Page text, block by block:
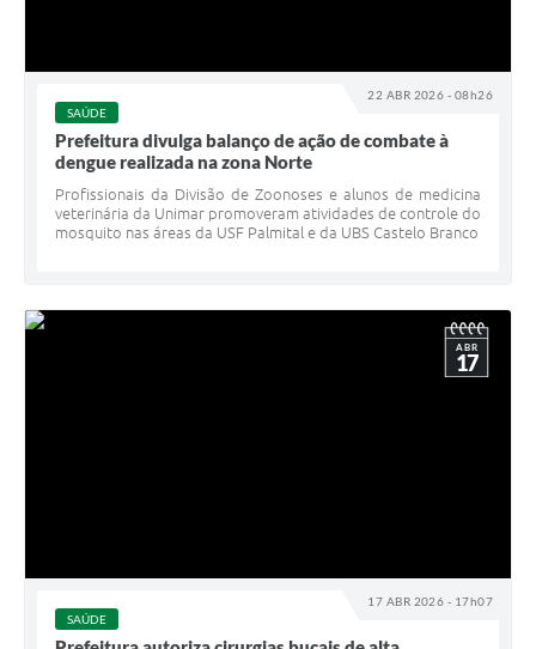
22 ABR 2026 - 08h26
SAÚDE
Prefeitura divulga balanço de ação de combate à
dengue realizada na zona Norte
Profissionais da Divisão de Zoonoses e alunos de medicina
veterinária da Unimar promoveram atividades de controle do
mosquito nas áreas da USF Palmital e da UBS Castelo Branco
17 ABR 2026 - 17h07
ABR
17
SAÚDE